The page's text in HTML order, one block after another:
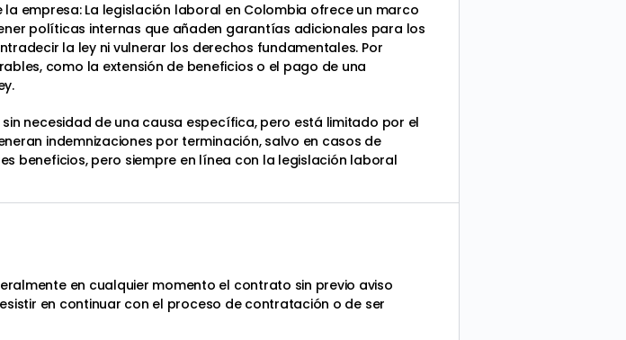
empresa: La legislación laboral en Colombia ofrece un marco
políticas internas que añaden garantías adicionales para los
la ley ni vulnerar los derechos fundamentales. Por
como la extensión de beneficios o el pago de una
necesidad de una causa específica, pero está limitado por el
indemnizaciones por terminación, salvo en casos de
beneficios, pero siempre en línea con la legislación laboral
en cualquier momento el contrato sin previo aviso
en continuar con el proceso de contratación o de ser